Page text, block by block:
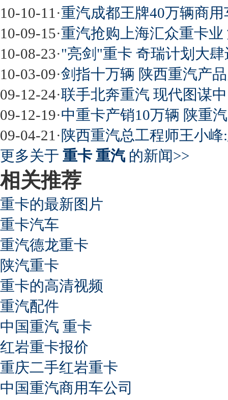
10-10-11 ·重汽成都王牌40万辆商
10-09-15·重汽抢购上海汇众重卡
10-08-23·"亮剑"重卡 奇瑞计划大
10-03-09·剑指十万辆 陕西重汽产
09-12-24·联手北奔重汽 现代图谋
09-12-19·中重卡产销10万辆 陕重
09-04-21 ·陕西重汽总工程师王小
更多关于 重卡 重汽 的新闻>>
相关推荐
重卡的最新图片
重卡汽车
重汽德龙重卡
陕汽重卡
重卡的高清视频
重汽配件
中国重汽 重卡
红岩重卡报价
重庆二手红岩重卡
中国重汽商用车公司